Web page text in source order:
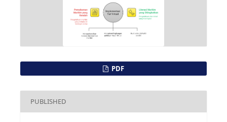
PDF
PUBLISHED